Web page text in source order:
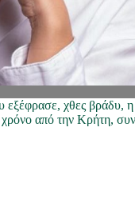
εξέφρασε, χθες βράδυ,
από την Κρήτη,